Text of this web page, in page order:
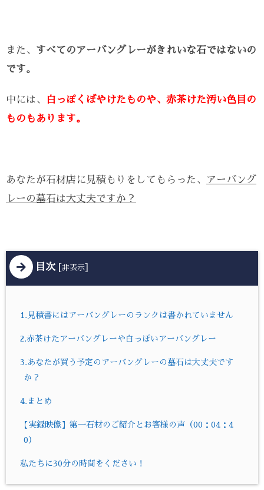
また、 すべてのアーバングレーがきれいな石ではないの
です。
中には、
白っぽくぼやけたものや、赤茶けた汚い色目の
ものもあります。
あなたが石材店に見積もりをしてもらった、
アーバング
レーの墓石は大丈夫ですか？
目次 非表示
1.見積書にはアーバングレーのランクは書かれていません
2.赤茶けたアーバングレーや白っぽいアーバングレー
3.あなたが買う予定のアーバングレーの墓石は大丈夫です
か？
4.まとめ
【実録映像】第一石材のご紹介とお客様の声（00：04：4
0）
私たちに30分の時間をください！